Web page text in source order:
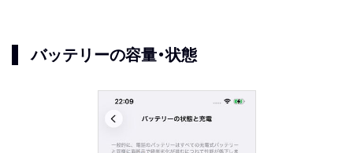
バッテリーの容量・状態